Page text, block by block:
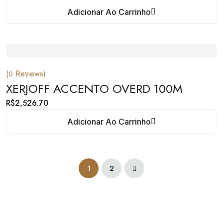
Adicionar Ao Carrinho
(0 Reviews)
XERJOFF ACCENTO OVERD 100M
R$2,526.70
Adicionar Ao Carrinho
1 2